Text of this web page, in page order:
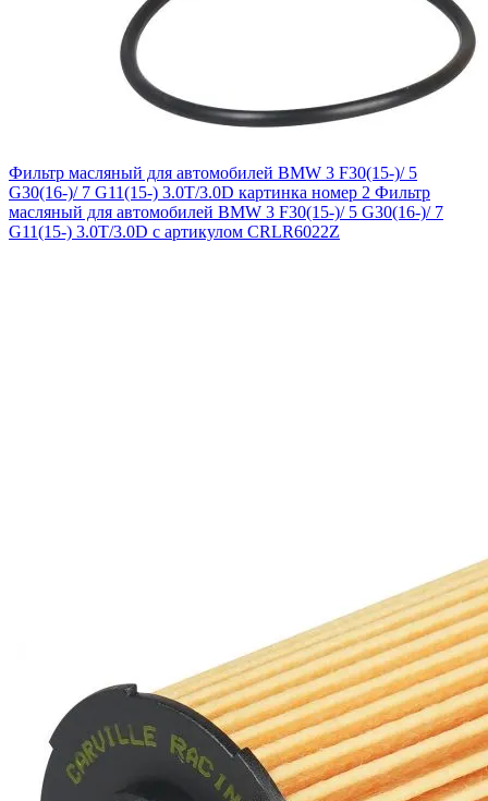
Фильтр масляный для автомобилей BMW 3 F30(15-)/ 5
G30(16-)/ 7 G11(15-) 3.0T/3.0D картинка номер 2 Фильтр
масляный для автомобилей BMW 3 F30(15-)/ 5 G30(16-)/ 7
G11(15-) 3.0T/3.0D с артикулом CRLR6022Z